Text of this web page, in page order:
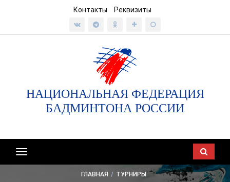
Контакты Реквизиты
НАЦИОНАЛЬНАЯ ФЕДЕРАЦИЯ
БАДМИНТОНА РОССИИ
Показать/
скрыть
ГЛАВНАЯ / ТУРНИРЫ